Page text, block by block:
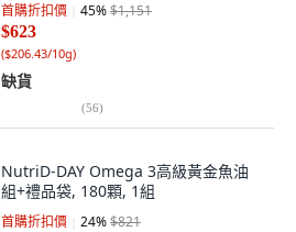
首購折扣價 45%$1,151
$623
($206.43/10g)
缺貨
(56)
NutriD-DAY Omega 3高級黃金魚油
組+禮品袋, 180顆, 1組
首購折扣價 24%$821